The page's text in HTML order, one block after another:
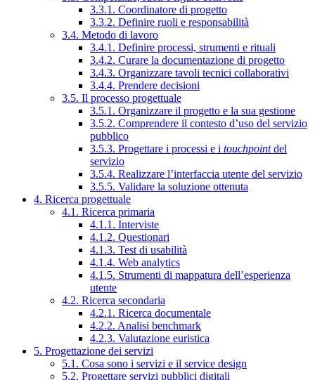
3.3.1. Coordinatore di progetto
3.3.2. Definire ruoli e responsabilità
3.4. Metodo di lavoro
3.4.1. Definire processi, strumenti e rituali
3.4.2. Curare la documentazione di progetto
3.4.3. Organizzare tavoli tecnici collaborativi
3.4.4. Prendere decisioni
3.5. Il processo progettuale
3.5.1. Organizzare il progetto e la sua gestione
3.5.2. Comprendere il contesto d’uso del servizio
pubblico
3.5.3. Progettare i processi e i touchpointdel
servizio
3.5.4. Realizzare l’interfaccia utente del servizio
3.5.5. Validare la soluzione ottenuta
4. Ricerca progettuale
4.1. Ricerca primaria
4.1.1. Interviste
4.1.2. Questionari
4.1.3. Test di usabilità
4.1.4. Web analytics
4.1.5. Strumenti di mappatura dell’esperienza
utente
4.2. Ricerca secondaria
4.2.1. Ricerca documentale
4.2.2. Analisi benchmark
4.2.3. Valutazione euristica
5. Progettazione dei servizi
5.1. Cosa sono i servizi e il service design
5.2. Progettare servizi pubblici digitali